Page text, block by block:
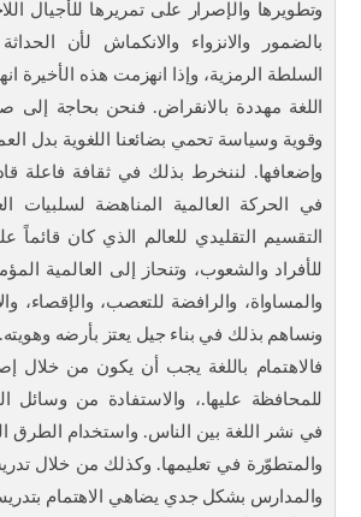
وتطويرها والإصرار على تمريرها للأجيال
بالضمور والانزواء والانكماش لأن
السلطة الرمزية، وإذا انهزمت هذه الأخيرة
اللغة مهددة بالانقراض. فنحن بحاجة إلى
وقوية وسياسة تحمي بضائعنا اللغوية بدل
وإضعافها. لننخرط بذلك في ثقافة فاعلة
في الحركة العالمية المناهضة لسلبيات
التقسيم التقليدي للعالم الذي كان قائماً
للأفراد والشعوب، وتنحاز إلى العالمية
والمساواة، والرافضة للتعصب، والإقصاء،
ونساهم بذلك في بناء جيل يعتز بأرضه وهويته.
فالاهتمام باللغة يجب أن يكون من خلال
للمحافظة عليها.، والاستفادة من وسائل
في نشر اللغة بين الناس. واستخدام الطرق
والمتطوّرة في تعليمها. وكذلك من خلال
والمدارس بشكل جدي يضاهي الاهتمام بتدريس